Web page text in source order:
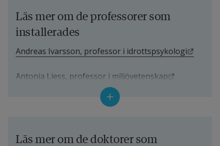
Läs mer om de professorer som
installerades
Andreas Ivarsson, professor i idrottspsykologi
Antonia Liess, professor i miljövetenskap
Maria Åkesson, professor i informatik
Läs mer om de doktorer som